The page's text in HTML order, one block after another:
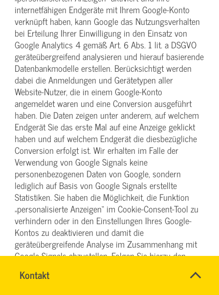
Kontakt
INGO
Name*
internetfähigen Endgeräte mit Ihrem Google-Konto
verknüpft haben, kann Google das Nutzungsverhalten
bei Erteilung Ihrer Einwilligung in den Einsatz von
Google Analytics 4 gemäß Art. 6 Abs. 1 lit. a DSGVO
geräteübergreifend analysieren und hierauf basierende
Datenbankmodelle erstellen. Berücksichtigt werden
dabei die Anmeldungen und Gerätetypen aller
Website-Nutzer, die in einem Google-Konto
angemeldet waren und eine Conversion ausgeführt
haben. Die Daten zeigen unter anderem, auf welchem
Endgerät Sie das erste Mal auf eine Anzeige geklickt
haben und auf welchem Endgerät die diesbezügliche
Conversion erfolgt ist. Wir erhalten im Falle der
Verwendung von Google Signals keine
personenbezogenen Daten von Google, sondern
lediglich auf Basis von Google Signals erstellte
Statistiken. Sie haben die Möglichkeit, die Funktion
„personalisierte Anzeigen“ im Cookie-Consent-Tool zu
verhindern oder in den Einstellungen Ihres Google-
Kontos zu deaktivieren und damit die
geräteübergreifende Analyse im Zusammenhang mit
Google Signals abzustellen. Folgen Sie hierzu den
https://support.google.com/ads/answer/2662922?